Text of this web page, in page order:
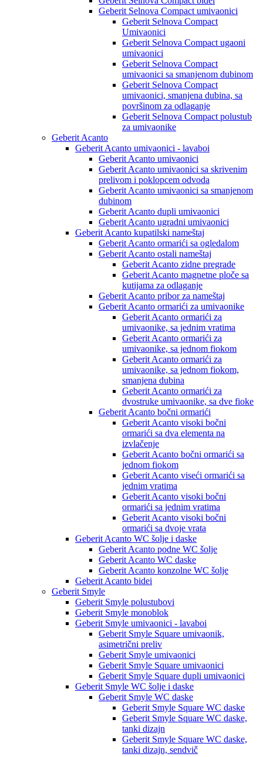
Geberit Selnova Compact umivaonici
Geberit Selnova Compact
Umivaonici
Geberit Selnova Compact ugaoni
umivaonici
Geberit Selnova Compact
umivaonici sa smanjenom dubinom
Geberit Selnova Compact
umivaonici, smanjena dubina, sa
površinom za odlaganje
Geberit Selnova Compact polustub
za umivaonike
Geberit Acanto
Geberit Acanto umivaonici - lavaboi
Geberit Acanto umivaonici
Geberit Acanto umivaonici sa skrivenim
prelivom i poklopcem odvoda
Geberit Acanto umivaonici sa smanjenom
dubinom
Geberit Acanto dupli umivaonici
Geberit Acanto ugradni umivaonici
Geberit Acanto kupatilski nameštaj
Geberit Acanto ormarići sa ogledalom
Geberit Acanto ostali nameštaj
Geberit Acanto zidne pregrade
Geberit Acanto magnetne ploče sa
kutijama za odlaganje
Geberit Acanto pribor za nameštaj
Geberit Acanto ormarići za umivaonike
Geberit Acanto ormarići za
umivaonike, sa jednim vratima
Geberit Acanto ormarići za
umivaonike, sa jednom fiokom
Geberit Acanto ormarići za
umivaonike, sa jednom fiokom,
smanjena dubina
Geberit Acanto ormarići za
dvostruke umivaonike, sa dve fioke
Geberit Acanto bočni ormarići
Geberit Acanto visoki bočni
ormarići sa dva elementa na
izvlačenje
Geberit Acanto bočni ormarići sa
jednom fiokom
Geberit Acanto viseći ormarići sa
jednim vratima
Geberit Acanto visoki bočni
ormarići sa jednim vratima
Geberit Acanto visoki bočni
ormarići sa dvoje vrata
Geberit Acanto WC šolje i daske
Geberit Acanto podne WC šolje
Geberit Acanto WC daske
Geberit Acanto konzolne WC šolje
Geberit Acanto bidei
Geberit Smyle
Geberit Smyle polustubovi
Geberit Smyle monoblok
Geberit Smyle umivaonici - lavaboi
Geberit Smyle Square umivaonik,
asimetrični preliv
Geberit Smyle umivaonici
Geberit Smyle Square umivaonici
Geberit Smyle Square dupli umivaonici
Geberit Smyle WC šolje i daske
Geberit Smyle WC daske
Geberit Smyle Square WC daske
Geberit Smyle Square WC daske,
tanki dizajn
Geberit Smyle Square WC daske,
tanki dizajn, sendvič